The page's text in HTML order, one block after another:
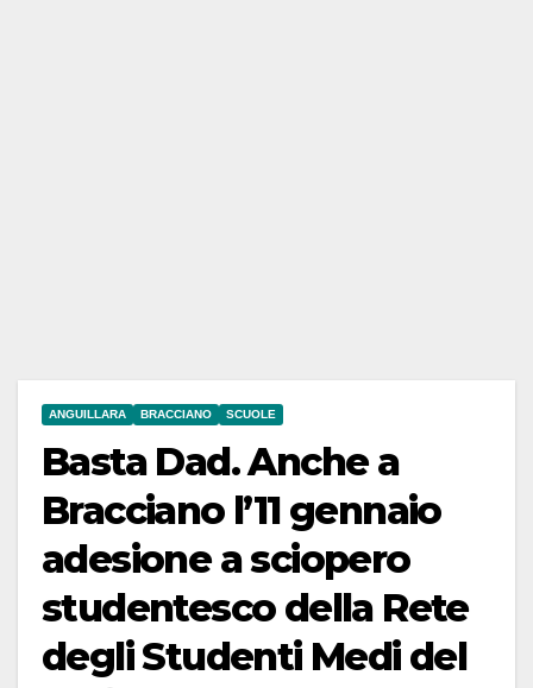
ANGUILLARA BRACCIANO SCUOLE
Basta Dad. Anche a
Bracciano l’11 gennaio
adesione a sciopero
studentesco della Rete
degli Studenti Medi del